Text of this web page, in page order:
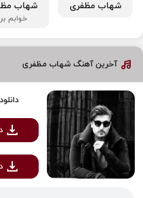
شهاب مظفری شهاب
خوابم
آخرین آهنگ شهاب مظفری